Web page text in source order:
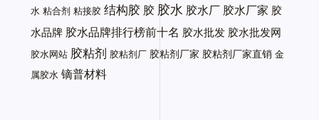
水 粘合剂 粘接胶 结构胶 胶 胶水 胶水厂 胶水厂家 胶
水品牌 胶水品牌排行榜前十名 胶水批发 胶水批发网
胶水网站 胶粘剂 胶粘剂厂 胶粘剂厂家 胶粘剂厂家直销 金
属胶水 镝普材料